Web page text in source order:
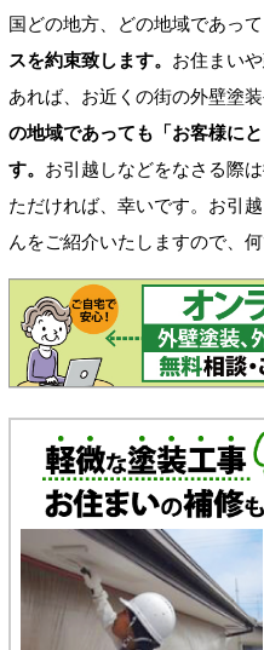
国どの地方、どの地域であって
スを約束致します。 お住まい
あれば、お近くの街の外壁塗
の地域であっても「お客様に
す。 お引越しなどをなさる際
ただければ、幸いです。お引
んをご紹介いたしますので、